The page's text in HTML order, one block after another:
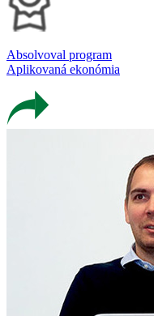
Absolvoval program
Aplikovaná ekonómia